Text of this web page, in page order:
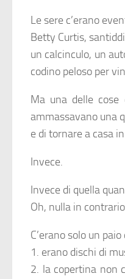
Le sere c’erano
Betty Curtis,
un calcinculo, un
codino peloso per
Ma una delle cose
ammassavano una
e di tornare a casa
Invece.
Invece di quella
Oh, nulla in
C’erano solo un
1. erano dischi di
2. la copertina non